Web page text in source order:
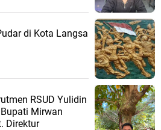
di Kota Langsa
RSUD Yulidin
Mirwan
Direktur